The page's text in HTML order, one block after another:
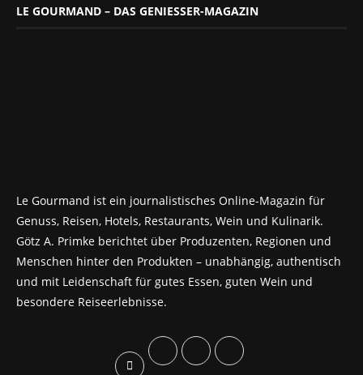
LE GOURMAND – DAS GENIESSER-MAGAZIN
Le Gourmand ist ein journalistisches Online-Magazin für
Genuss, Reisen, Hotels, Restaurants, Wein und Kulinarik.
Götz A. Primke berichtet über Produzenten, Regionen und
Menschen hinter den Produkten – unabhängig, authentisch
und mit Leidenschaft für gutes Essen, guten Wein und
besondere Reiseerlebnisse.